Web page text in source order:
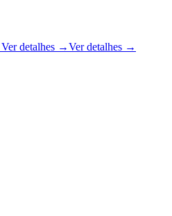
Ver detalhes →Ver detalhes →